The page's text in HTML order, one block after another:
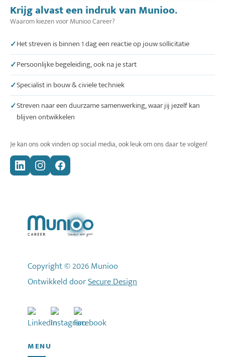
Krijg alvast een indruk van Munioo.
Waarom kiezen voor Munioo Career?
Het streven is binnen 1 dag een reactie op jouw sollicitatie
Persoonlijke begeleiding, ook na je start
Specialist in bouw & civiele techniek
Streven naar een duurzame samenwerking, waar jij jezelf kan
blijven ontwikkelen
Je kan ons ook vinden op social media, ook leuk om ons daar te volgen!
Copyright © 2026 Munioo
Ontwikkeld doorSecure Design
MENU